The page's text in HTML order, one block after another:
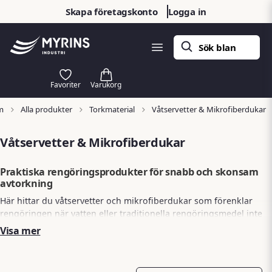
Skapa företagskonto Logga in
Alla produkter Torkmaterial Våtservetter & Mikrofiberdukar
Våtservetter & Mikrofiberdukar
Praktiska rengöringsprodukter för snabb och skonsam
avtorkning
Här hittar du våtservetter och mikrofiberdukar som förenklar
rengöringen när vatten eller traditionella rengöringsmedel inte
finns tillgängliga. Produkterna är särskilt användbara i fält,
fordon, och verkstäder där snabb, hygienisk och flexibel
Visa mer